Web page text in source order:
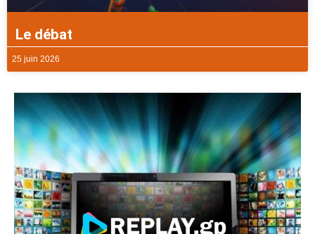
Le débat
25 juin 2026